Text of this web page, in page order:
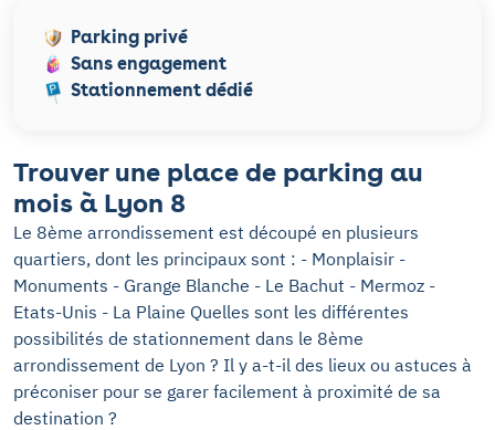
Parking privé
Sans engagement
Stationnement dédié
Trouver une place de parking au
mois à Lyon 8
Le 8ème arrondissement est découpé en plusieurs
quartiers, dont les principaux sont : - Monplaisir -
Monuments - Grange Blanche - Le Bachut - Mermoz -
Etats-Unis - La Plaine Quelles sont les différentes
possibilités de stationnement dans le 8ème
arrondissement de Lyon ? Il y a-t-il des lieux ou astuces à
préconiser pour se garer facilement à proximité de sa
destination ?